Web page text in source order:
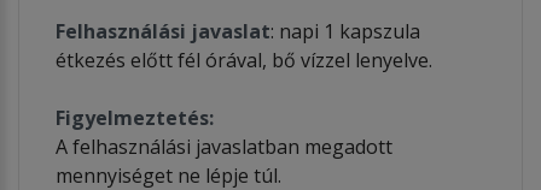
Felhasználási javaslat: napi 1 kapszula
étkezés előtt fél órával, bő vízzel lenyelve.
Figyelmeztetés:
A felhasználási javaslatban megadott
mennyiséget ne lépje túl.